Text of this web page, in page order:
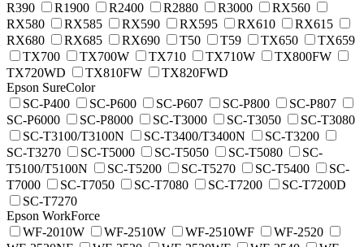
R390
R1900 R2400 R2880 R3000
RX560
RX580
RX585 RX590 RX595 RX610
RX615
RX680
RX685 RX690 T50 T59 TX650
TX659
TX700
TX700W TX710 TX710W
TX800FW
TX720WD
TX810FW
TX820FWD
Epson SureColor
SC-P400
SC-P600 SC-P607 SC-P800
SC-P807
SC-P6000
SC-P8000 SC-T3000 SC-T3050
SC-T3080
SC-T3100/T3100N
SC-T3400/T3400N
SC-T3200
SC-T3270
SC-T5000 SC-T5050 SC-T5080
SC-
T5100/T5100N
SC-T5200 SC-T5270 SC-T5400
SC-
T7000
SC-T7050 SC-T7080 SC-T7200
SC-T7200D
SC-T7270
Epson WorkForce
WF-2010W
WF-2510W WF-2510WF
WF-2520